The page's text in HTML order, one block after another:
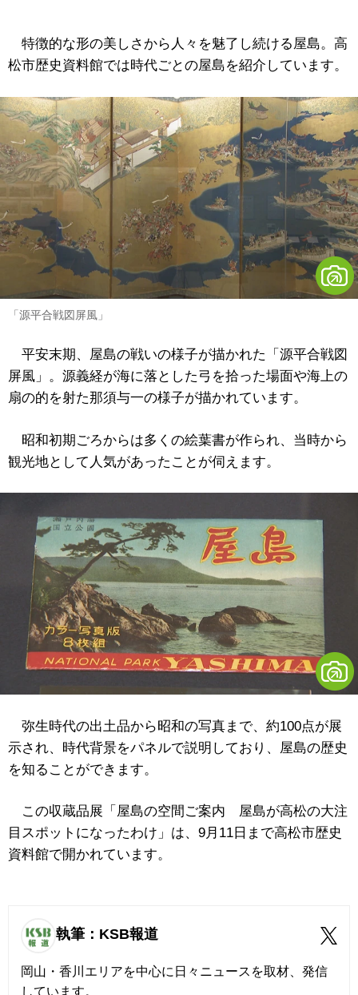
特徴的な形の美しさから人々を魅了し続ける屋島。高
松市歴史資料館では時代ごとの屋島を紹介しています。
「源平合戦図屏風」
平安末期、屋島の戦いの様子が描かれた「源平合戦図
屏風」。源義経が海に落とした弓を拾った場面や海上の
扇の的を射た那須与一の様子が描かれています。
昭和初期ごろからは多くの絵葉書が作られ、当時から
観光地として人気があったことが伺えます。
弥生時代の出土品から昭和の写真まで、約100点が展
示され、時代背景をパネルで説明しており、屋島の歴史
を知ることができます。
この収蔵品展「屋島の空間ご案内 屋島が高松の大注
目スポットになったわけ」は、9月11日まで高松市歴史
資料館で開かれています。
執筆：KSB報道
岡山・香川エリアを中心に日々ニュースを取材、発信
しています。